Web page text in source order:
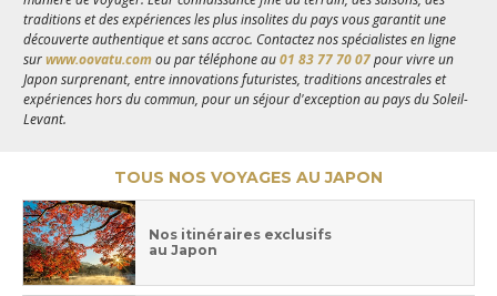
traditions et des expériences les plus insolites du pays vous garantit une
découverte authentique et sans accroc. Contactez nos spécialistes en ligne
surwww.oovatu.comou par téléphone au01 83 77 70 07pour vivre un
Japon surprenant, entre innovations futuristes, traditions ancestrales et
expériences hors du commun, pour un séjour d'exception au pays du Soleil-
Levant.
TOUS NOS VOYAGES AU JAPON
Nos itinéraires exclusifs
au Japon